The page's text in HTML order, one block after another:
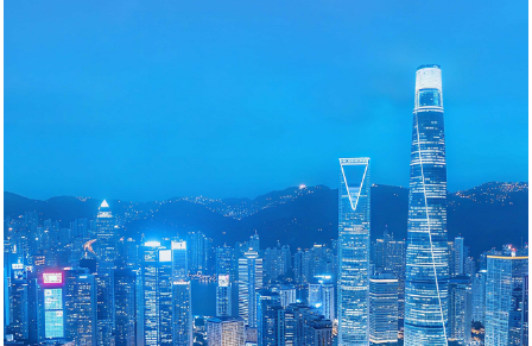
城市清洁热源开发
“城市清洁热源开发” 在城市区域内，通过规划、建设、技术创新等手
段，挖掘、培育并推广使用低污染、高效率、低碳排放的热源，以替